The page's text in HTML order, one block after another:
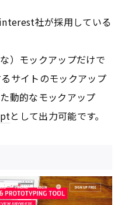
社が採用している
）モックアップだけで
サイトのモックアップ
動的なモックアップ
として出力可能です。